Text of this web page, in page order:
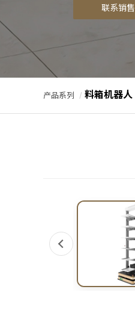
联系销售
产品系列 / 料箱机器人